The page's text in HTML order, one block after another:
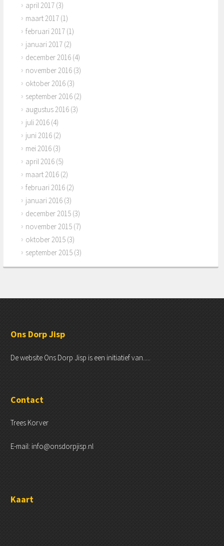
april 2017 (3)
maart 2017 (1)
februari 2017 (1)
januari 2017 (2)
december 2016 (4)
november 2016 (3)
oktober 2016 (3)
september 2016 (2)
augustus 2016 (3)
juli 2016 (4)
juni 2016 (2)
mei 2016 (3)
april 2016 (5)
maart 2016 (2)
februari 2016 (2)
januari 2016 (3)
december 2015 (3)
november 2015 (7)
oktober 2015 (3)
september 2015 (3)
Ons Dorp Jisp
De website Ons Dorp Jisp is een initiatief van.....
Contact
Trees Korver
E-mail: info@onsdorpjisp.nl
Kaart